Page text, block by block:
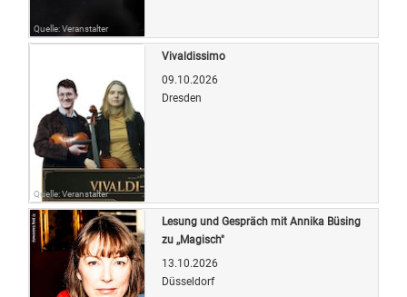
Quelle: Veranstalter
Quelle: Veranstalter
Vivaldissimo
09.10.2026
Dresden
Lesung und Gespräch mit Annika Büsing
zu ,,Magisch"
13.10.2026
Düsseldorf